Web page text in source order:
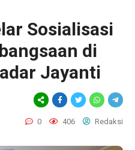
Sosialisasi
di
Jayanti
0 406 Redaksi